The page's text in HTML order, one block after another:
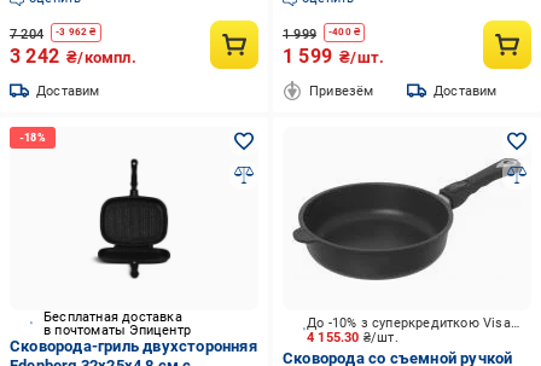
333-506)
7 204 -3 962 ₴
3 242 ₴/компл.
Доставим
покрытием и крышкой (EB-
13073)
1 999 -400₴
1 599 ₴/шт.
Привезём Доставим
Бесплатная доставка
в почтоматы Эпицентр
Сковорода-гриль двухсторонняя
4 155.30 ₴/шт.
До -10% з суперкредиткою Visa Вигода
Сковорода со съемной ручкой